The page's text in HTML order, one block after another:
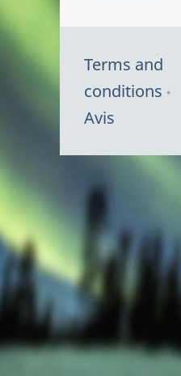
Terms and
conditions
Avis